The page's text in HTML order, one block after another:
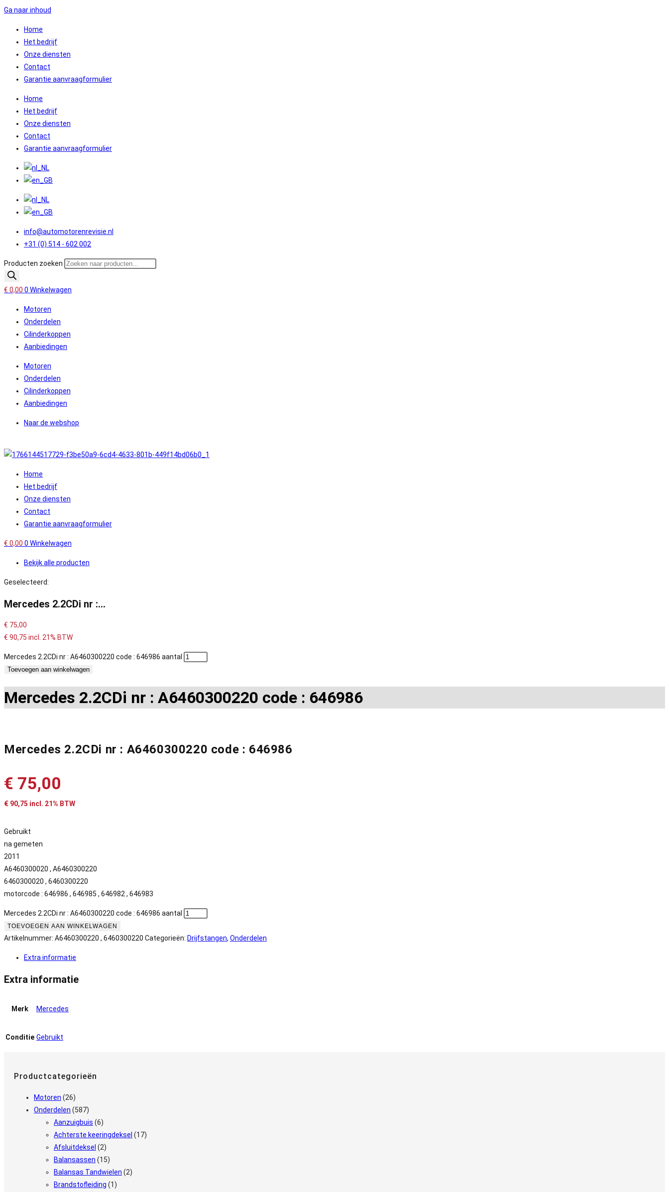
Ga naar inhoud
Home
Het bedrijf
Onze diensten
Contact
Garantie aanvraagformulier
Home
Het bedrijf
Onze diensten
Contact
Garantie aanvraagformulier
info@automotorenrevisie.nl
+31 (0) 514 - 602 002
Producten zoeken
€ 0,00 0 Winkelwagen
Motoren
Onderdelen
Cilinderkoppen
Aanbiedingen
Motoren
Onderdelen
Cilinderkoppen
Aanbiedingen
Naar de webshop
Home
Het bedrijf
Onze diensten
Contact
Garantie aanvraagformulier
€ 0,00 0 Winkelwagen
Bekijk alle producten
Geselecteerd:
Mercedes 2.2CDi nr :…
€ 75,00
€ 90,75 incl. 21% BTW
Mercedes 2.2CDi nr : A6460300220 code : 646986 aantal
Toevoegen aan winkelwagen
Mercedes 2.2CDi nr : A6460300220 code : 646986
Mercedes 2.2CDi nr : A6460300220 code : 646986
€ 75,00
€ 90,75 incl. 21% BTW
Gebruikt
na gemeten
2011
A6460300020 , A6460300220
6460300020 , 6460300220
motorcode : 646986 , 646985 , 646982 , 646983
Mercedes 2.2CDi nr : A6460300220 code : 646986 aantal
TOEVOEGEN AAN WINKELWAGEN
Artikelnummer: A6460300220 , 6460300220 Categorieën: Drijfstangen, Onderdelen
Extra informatie
Extra informatie
Merk Mercedes
Conditie Gebruikt
Productcategorieën
Motoren (26)
Onderdelen (587)
Aanzuigbuis (6)
Achterste keeringdeksel (17)
Afsluitdeksel (2)
Balansassen (15)
Balansas Tandwielen (2)
Brandstofleiding (1)